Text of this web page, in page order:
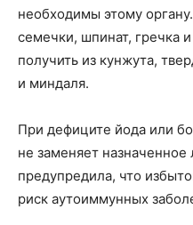
необходимы этому
семечки, шпинат, гречка
получить из кунжута,
и миндаля.
При дефиците йода или
не заменяет
предупредила, что
риск аутоиммунных